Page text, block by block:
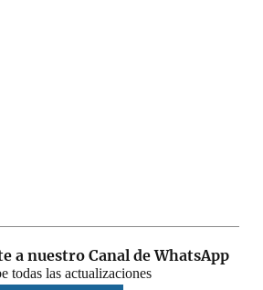
a nuestro Canal de WhatsApp
todas las actualizaciones